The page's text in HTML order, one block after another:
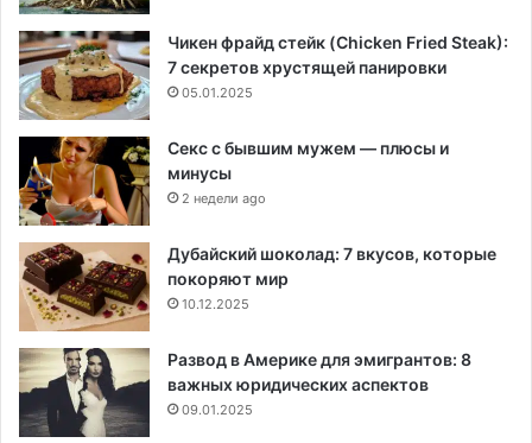
Чикен фрайд стейк (Chicken Fried Steak):
7 секретов хрустящей панировки
05.01.2025
Секс с бывшим мужем — плюсы и
минусы
2 недели ago
Дубайский шоколад: 7 вкусов, которые
покоряют мир
10.12.2025
Развод в Америке для эмигрантов: 8
важных юридических аспектов
09.01.2025